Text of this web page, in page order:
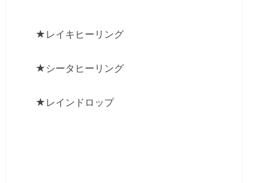
★レイキヒーリング
★シータヒーリング
★レインドロップ